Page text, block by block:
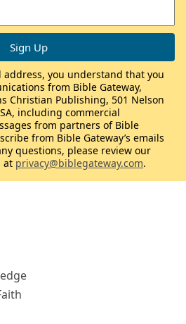
you understand that you
from Bible Gateway,
Christian Publishing, 501 Nelson
including commercial
from partners of Bible
from Bible Gateway’s emails
questions, please review our
at privacy@biblegateway.com.